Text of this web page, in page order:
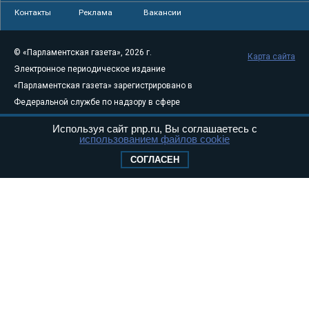
Контакты Реклама Вакансии
© «Парламентская газета», 2026 г.
Электронное периодическое издание
«Парламентская газета» зарегистрировано в
Федеральной службе по надзору в сфере
связи, информационных технологий и
массовых коммуникаций (Роскомнадзор) 05
Свидетельство о регистрации Эл № ФС77-
Карта сайта
Используя сайт pnp.ru, Вы соглашаетесь с
использованием файлов cookie
СОГЛАСЕН